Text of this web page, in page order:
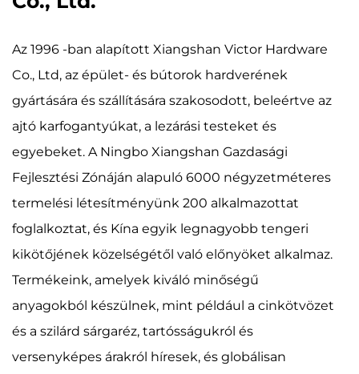
Az 1996 -ban alapított Xiangshan Victor Hardware
Co., Ltd, az épület- és bútorok hardverének
gyártására és szállítására szakosodott, beleértve az
ajtó karfogantyúkat, a lezárási testeket és
egyebeket. A Ningbo Xiangshan Gazdasági
Fejlesztési Zónáján alapuló 6000 négyzetméteres
termelési létesítményünk 200 alkalmazottat
foglalkoztat, és Kína egyik legnagyobb tengeri
kikötőjének közelségétől való előnyöket alkalmaz.
Termékeink, amelyek kiváló minőségű
anyagokból készülnek, mint például a cinkötvözet
és a szilárd sárgaréz, tartósságukról és
versenyképes árakról híresek, és globálisan